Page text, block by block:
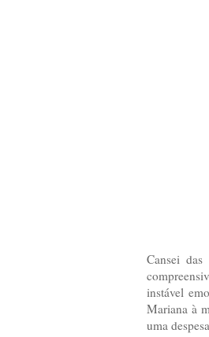
Cansei
instável
Mariana à
uma